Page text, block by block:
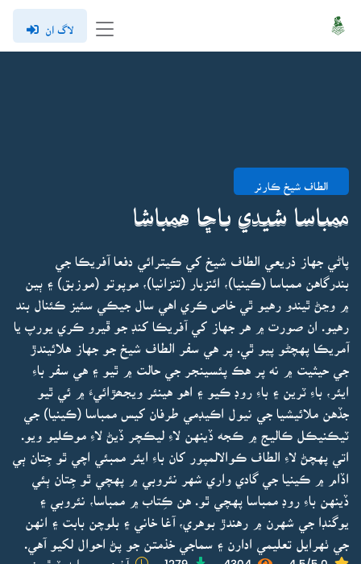
لاگ ان
الطاف شيخ ڪارنر
ممباسا شيدي باڇا همباشا
پاڻي جهاز ذريعي الطاف شيخ کي ڪيترائي دفعا آفريڪا جي
بندرگاهن ممباسا (ڪينيا)، ائنزبار (تنزانيا)، موپوتو (موزبق) ۽ ٻين
۾ وڃڻ ٿيندو رهيو ٿي خاص ڪري اهي سال جيڪي سئيز ڪئنال بند
رهيو. ان صورت ۾ هر جهاز کي آفريڪا کنڊ جو ڦيرو ڪري يورپ يا
آمريڪا پهچڻو پيو ٿي. پر هي سفر الطاف شيخ جو جهاز هلائيندڙ
جي حيثيت ۾ نه پر هڪ پئسينجر جي حالت ۾ ٿيو ۽ هي سفر باءِ
ايئر، باءِ ٽرين ۽ باءِ روڊ ڪيو ۽ اهو هينئر ويجھڙائيءَ ۾ ئي ٿيو
جڏهن ملائيشيا جي نيول اڪيڊمي طرفان کيس ممباسا (ڪينيا) جي
ٽيڪنيڪل ڪاليج ۾ ڪجه ڏينهن لاءِ ليڪچر ڏيڻ لاءِ موڪليو ويو.
اتي پهچڻ لاءِ الطاف ڪوالالمپور کان باءِ ايئر ممبئي اچي ٿو جِتان ٻي
اڏام ۾ ڪينيا جي گادي واري شهر نئروبي ۾ پهچي ٿو جِتان ٻئي
ڏينهن باءِ روڊ ممباسا پهچي ٿو. هن ڪِتاب ۾ ممباسا، نئروبي ۽
يوگنڊا جي شهرن ۾ رهندڙ بوهري، آغا خاني ۽ بلوچن بابت ۽ انهن
جي ٺهرايل تعليمي ادارن ۽ سماجي خذمتن جو پڻ احوال لکيو آهي.
4.5/5.0
4304
1279 آخري ڀيرو اپڊيٽ ٿيو: